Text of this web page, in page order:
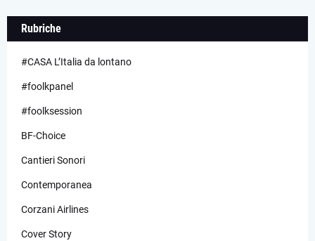
Rubriche
#CASA L’Italia da lontano
#foolkpanel
#foolksession
BF-Choice
Cantieri Sonori
Contemporanea
Corzani Airlines
Cover Story